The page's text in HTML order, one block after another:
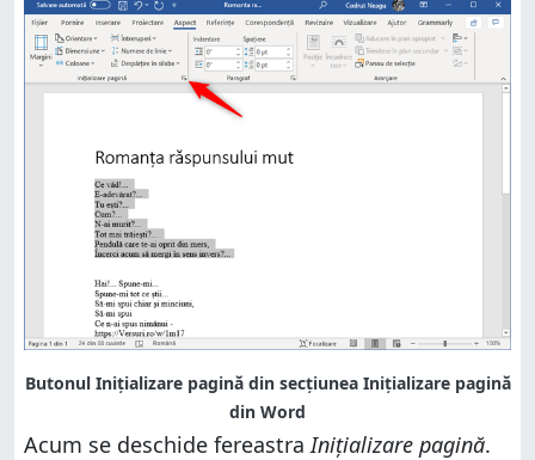
Butonul Inițializare pagină din secțiunea Inițializare pagină
din Word
Acum se deschide fereastra Inițializare pagină.